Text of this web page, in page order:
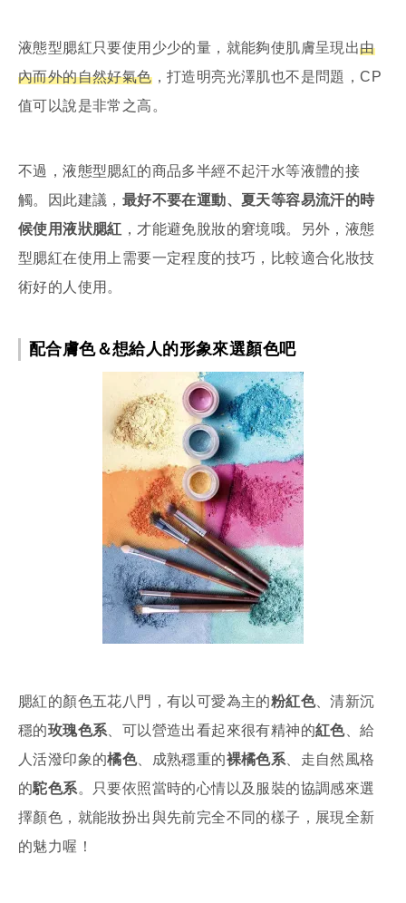
液態型腮紅只要使用少少的量，就能夠使肌膚呈現出由
內而外的自然好氣色，打造明亮光澤肌也不是問題，CP
值可以說是非常之高。
不過，液態型腮紅的商品多半經不起汗水等液體的接
觸。因此建議， 最好不要在運動、夏天等容易流汗的時
候使用液狀腮紅 ，才能避免脫妝的窘境哦。另外，液態
型腮紅在使用上需要一定程度的技巧，比較適合化妝技
術好的人使用。
配合膚色＆想給人的形象來選顏色吧
腮紅的顏色五花八門，有以可愛為主的粉紅色、清新沉
穩的玫瑰色系 、可以營造出看起來很有精神的紅色、給
人活潑印象的橘色、成熟穩重的裸橘色系 、走自然風格
的駝色系。只要依照當時的心情以及服裝的協調感來選
擇顏色，就能妝扮出與先前完全不同的樣子，展現全新
的魅力喔！